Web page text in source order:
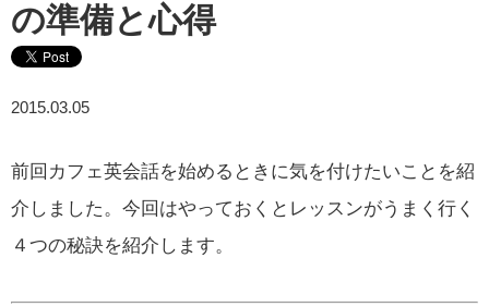
の準備と心得
2015.03.05
前回カフェ英会話を始めるときに気を付けたいことを紹
介しました。今回はやっておくとレッスンがうまく行く
４つの秘訣を紹介します。